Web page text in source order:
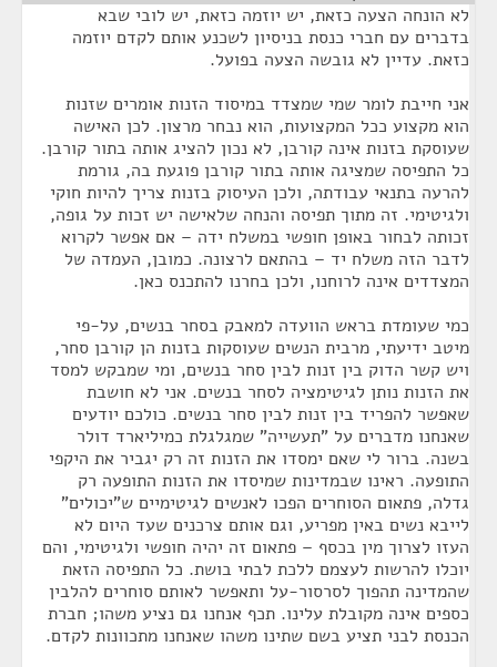
לא הונחה הצעה כזאת, יש יוזמה כזאת, יש לובי שבא
בדברים עם חברי כנסת בניסיון לשכנע אותם לקדם יוזמה
כזאת. עדיין לא גובשה הצעה בפועל.
אני חייבת לומר שמי שמצדד במיסוד הזנות אומרים שזנות
הוא מקצוע ככל המקצועות, הוא נבחר מרצון. לכן האישה
שעוסקת בזנות אינה קורבן, לא נכון להציג אותה בתור קורבן.
כל התפיסה שמציגה אותה בתור קורבן פוגעת בה, גורמת
להרעה בתנאי עבודתה, ולכן העיסוק בזנות צריך להיות חוקי
ולגיטימי. זה מתוך תפיסה והנחה שלאישה יש זכות על גופה,
זכותה לבחור באופן חופשי במשלח ידה – אם אפשר לקרוא
לדבר הזה משלח יד – בהתאם לרצונה. כמובן, העמדה של
המצדדים אינה לרוחנו, ולכן בחרנו להתכנס כאן.
כמי שעומדת בראש הוועדה למאבק בסחר בנשים, על-פי
מיטב ידיעתי, מרבית הנשים שעוסקות בזנות הן קורבן סחר,
ויש קשר הדוק בין זנות לבין סחר בנשים, ומי שמבקש למסד
את הזנות נותן לגיטימציה לסחר בנשים. אני לא חושבת
שאפשר להפריד בין זנות לבין סחר בנשים. כולכם יודעים
שאנחנו מדברים על "תעשייה" שמגלגלת כמיליארד דולר
בשנה. ברור לי שאם ימסדו את הזנות זה רק יגביר את היקפי
התופעה. ראינו שבמדינות שמיסדו את הזנות התופעה רק
גדלה, פתאום הסוחרים הפכו לאנשים לגיטימיים ש"יכולים"
לייבא נשים באין מפריע, וגם אותם צרכנים שעד היום לא
העזו לצרוך מין בכסף – פתאום זה יהיה חופשי ולגיטימי, והם
יוכלו להרשות לעצמם ללכת לבתי בושת. כל התפיסה הזאת
שהמדינה תהפוך לסרסור-על ותאפשר לאותם סוחרים להלבין
כספים אינה מקובלת עלינו. תכף אנחנו גם נציע משהו; חברת
הכנסת לבני תציע בשם שתינו משהו שאנחנו מתכוונות לקדם.